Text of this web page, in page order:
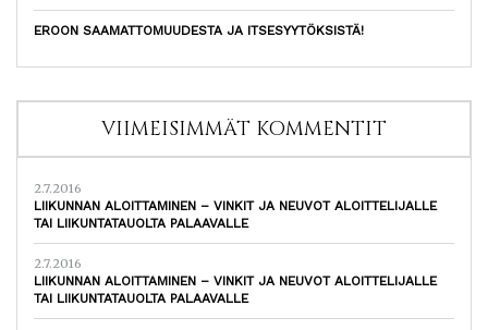
EROON SAAMATTOMUUDESTA JA ITSESYYTÖKSISTÄ!
VIIMEISIMMÄT KOMMENTIT
2.7.2016
LIIKUNNAN ALOITTAMINEN – VINKIT JA NEUVOT ALOITTELIJALLE
TAI LIIKUNTATAUOLTA PALAAVALLE
2.7.2016
LIIKUNNAN ALOITTAMINEN – VINKIT JA NEUVOT ALOITTELIJALLE
TAI LIIKUNTATAUOLTA PALAAVALLE